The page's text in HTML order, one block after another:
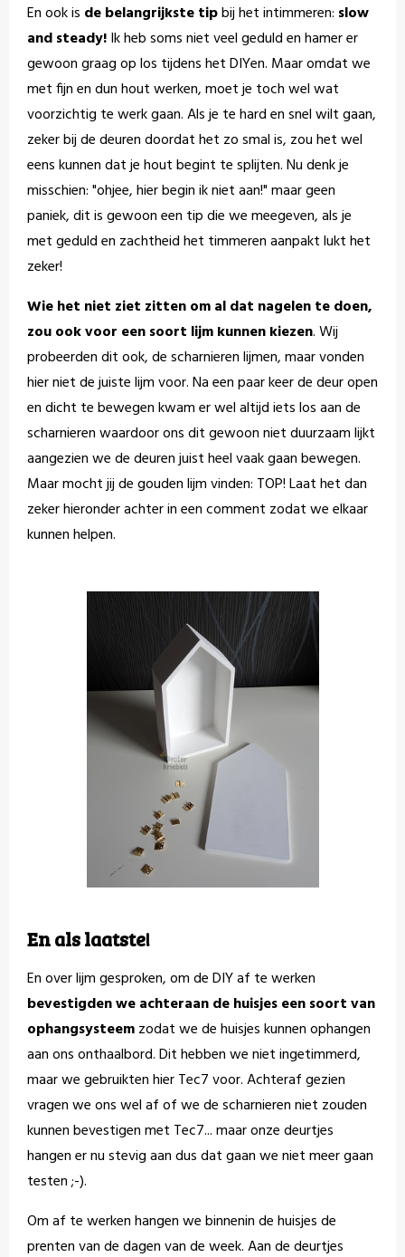
En ook is de belangrijkste tipbij het intimmeren: slow
and steady!Ik heb soms niet veel geduld en hamer er
gewoon graag op los tijdens het DIYen. Maar omdat we
met fijn en dun hout werken, moet je toch wel wat
voorzichtig te werk gaan. Als je te hard en snel wilt gaan,
zeker bij de deuren doordat het zo smal is, zou het wel
eens kunnen dat je hout begint te splijten. Nu denk je
misschien: "ohjee, hier begin ik niet aan!" maar geen
paniek, dit is gewoon een tip die we meegeven, als je
met geduld en zachtheid het timmeren aanpakt lukt het
zeker!
Wie het niet ziet zitten om al dat nagelen te doen,
zou ook voor een soort lijm kunnen kiezen. Wij
probeerden dit ook, de scharnieren lijmen, maar vonden
hier niet de juiste lijm voor. Na een paar keer de deur open
en dicht te bewegen kwam er wel altijd iets los aan de
scharnieren waardoor ons dit gewoon niet duurzaam lijkt
aangezien we de deuren juist heel vaak gaan bewegen.
Maar mocht jij de gouden lijm vinden: TOP! Laat het dan
zeker hieronder achter in een comment zodat we elkaar
kunnen helpen.
En als laatste!
En over lijm gesproken, om de DIY af te werken
bevestigden we achteraan de huisjes een soort van
ophangsysteemzodat we de huisjes kunnen ophangen
aan ons onthaalbord. Dit hebben we niet ingetimmerd,
maar we gebruikten hier Tec7 voor. Achteraf gezien
vragen we ons wel af of we de scharnieren niet zouden
kunnen bevestigen met Tec7... maar onze deurtjes
hangen er nu stevig aan dus dat gaan we niet meer gaan
testen ;-).
Om af te werken hangen we binnenin de huisjes de
prenten van de dagen van de week. Aan de deurtjes